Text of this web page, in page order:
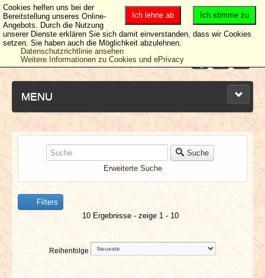
MENU
NEUESTE ARTIKEL
NEWS & DATES
BERICHTE
VERLOSUNGEN
Suche
Erweiterte Suche
Filters
10 Ergebnisse - zeige 1 - 10
Reihenfolge
Ich stimme zu
Ich lehne ab
Cookies helfen uns bei der
Bereitstellung unseres Online-
Angebots. Durch die Nutzung
unserer Dienste erklären Sie sich damit einverstanden, dass wir Cookies
setzen. Sie haben auch die Möglichkeit abzulehnen.
Datenschutzrichtlinie ansehen
Weitere Informationen zu Cookies und ePrivacy